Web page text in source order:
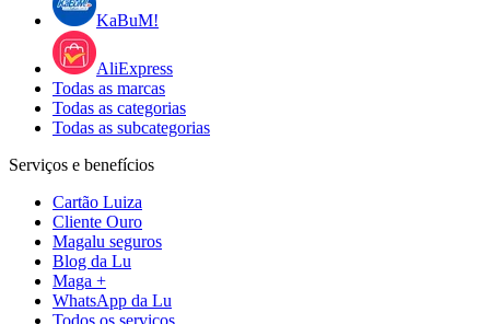
KaBuM!
AliExpress
Todas as marcas
Todas as categorias
Todas as subcategorias
Serviços e benefícios
Cartão Luiza
Cliente Ouro
Magalu seguros
Blog da Lu
Maga +
WhatsApp da Lu
Todos os serviços